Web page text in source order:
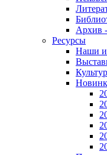
Архив
Ресурсы
Наши